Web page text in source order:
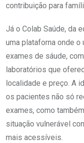
contribuição para
Já o Colab Saúde, da
uma plataforna onde o
exames de sáude,
laboratórios que
localidade e preço. A
os pacientes não só
exames, como
situação vulnerável
mais acessíveis.